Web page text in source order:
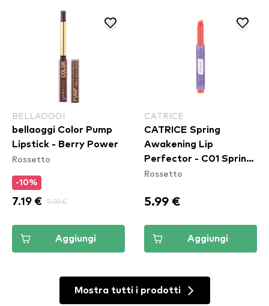
BELLAOGGI
bellaoggi Color Pump
Lipstick - Berry Power
Rossetto
-10%
7.19 € 7.99 €
Aggiungi
CATRICE
CATRICE Spring
Awakening Lip
Perfector - C01 Spring
To Life
Rossetto
5.99 €
Aggiungi
Mostra tutti i prodotti